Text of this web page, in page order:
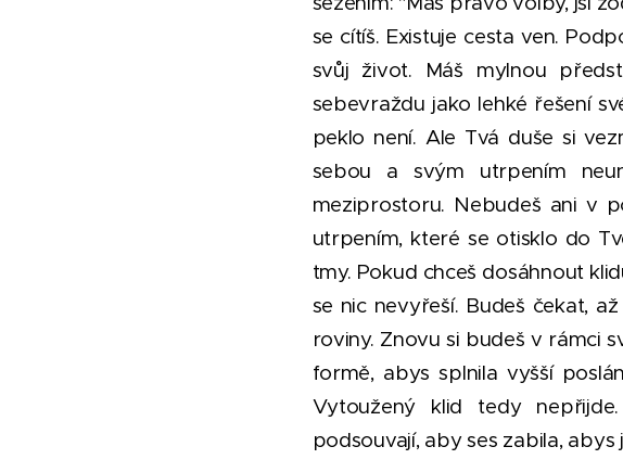
se cítíš. Existuje cesta ven.
svůj život. Máš mylnou
sebevraždu jako lehké řešení
peklo není. Ale Tvá duše si
sebou a svým utrpením
meziprostoru. Nebudeš ani v
utrpením, které se otisklo do
tmy. Pokud chceš dosáhnout
se nic nevyřeší. Budeš čekat,
roviny. Znovu si budeš v rámci
formě, abys splnila vyšší
Vytoužený klid tedy
podsouvají, aby ses zabila,